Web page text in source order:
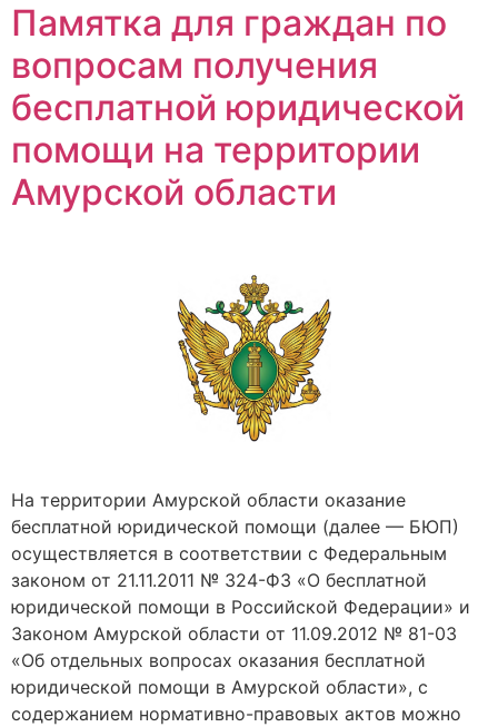
Памятка для граждан по
вопросам получения
бесплатной юридической
помощи на территории
Амурской области
На территории Амурской области оказание
бесплатной юридической помощи (далее — БЮП)
осуществляется в соответствии с Федеральным
законом от 21.11.2011 № 324-ФЗ «О бесплатной
юридической помощи в Российской Федерации» и
Законом Амурской области от 11.09.2012 № 81-03
«Об отдельных вопросах оказания бесплатной
юридической помощи в Амурской области», с
содержанием нормативно-правовых актов можно